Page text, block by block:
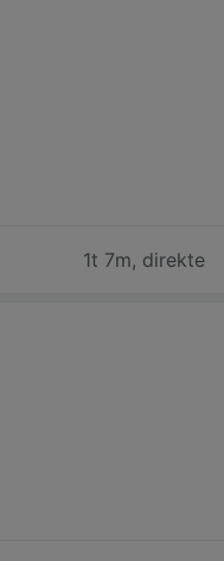
1t 7m, direkte